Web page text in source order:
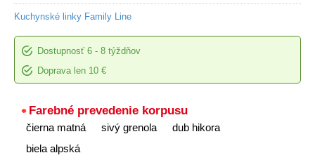
Kuchynské linky Family Line
Dostupnosť 6 - 8 týždňov
Doprava len 10 €
Farebné prevedenie korpusu
čierna matná sivý grenola
dub hikora
biela alpská